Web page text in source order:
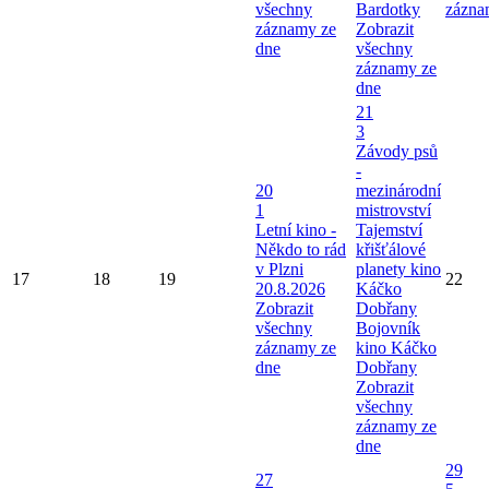
všechny
záznamy ze
dne
Bardotky
Zobrazit
všechny
záznamy ze
dne
17 18 19
20
1
Letní kino -
Někdo to rád
v Plzni
20.8.2026
Zobrazit
všechny
záznamy ze
dne
21
3
Závody psů
-
mezinárodní
mistrovství
Tajemství
křišťálové
planety kino
Káčko
Dobřany
Bojovník
kino Káčko
Dobřany
Zobrazit
všechny
záznamy ze
dne
22
27
29